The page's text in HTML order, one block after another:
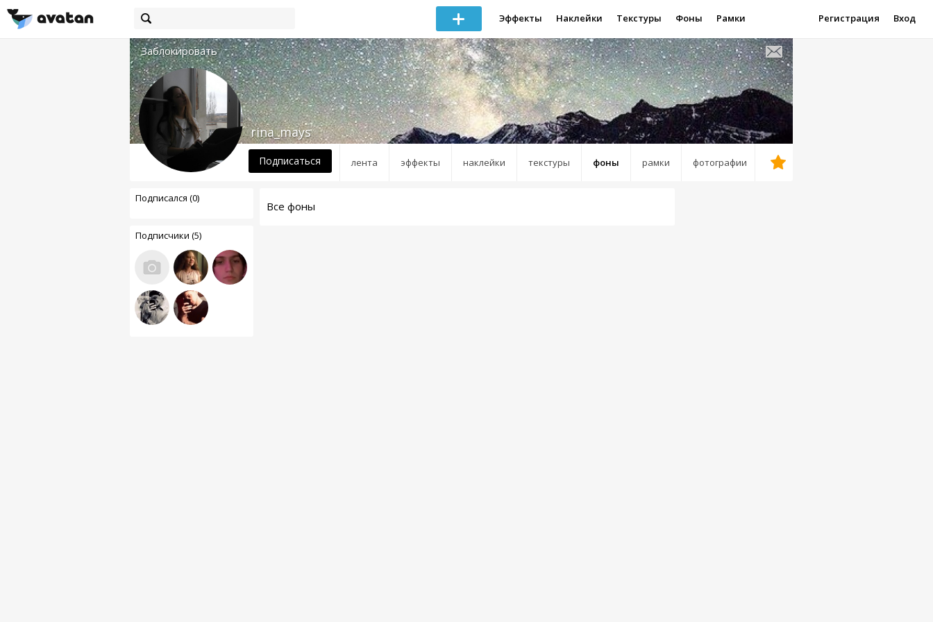
Эффекты Наклейки Текстуры Фоны Рамки Регистрация Вход
Заблокировать
лента эффекты наклейки текстуры фоны рамки фотографии
rina_mays
Подписаться
Подписался (0)
Подписчики (5)
Все фоны